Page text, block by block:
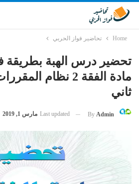
Home تحاضير فواز الحربي
تحضير درس الهبة بطريقة
مادة الفقة 2
ثاني
By Admin
Last updated مارس 1, 2019